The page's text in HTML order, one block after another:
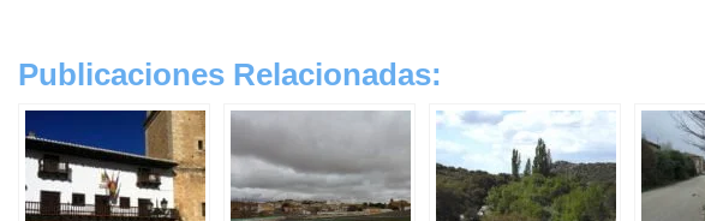
Publicaciones Relacionadas: